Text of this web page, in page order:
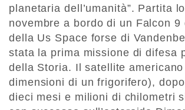
planetaria dell’umanità”. Partita
novembre a bordo di un Falcon 9
della Us Space forse di
stata la prima missione di difesa
della Storia. Il satellite
dimensioni di un frigorifero),
dieci mesi e milioni di chilometri